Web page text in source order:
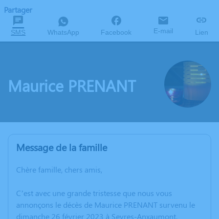
Partager
SMS WhatsApp Facebook E-mail Lien
Maurice PRENANT
Message de la famille
Chère famille, chers amis,
C’est avec une grande tristesse que nous vous
annonçons le décès de Maurice PRENANT survenu le
dimanche 26 février 2023 à Sevres-Anxaumont.